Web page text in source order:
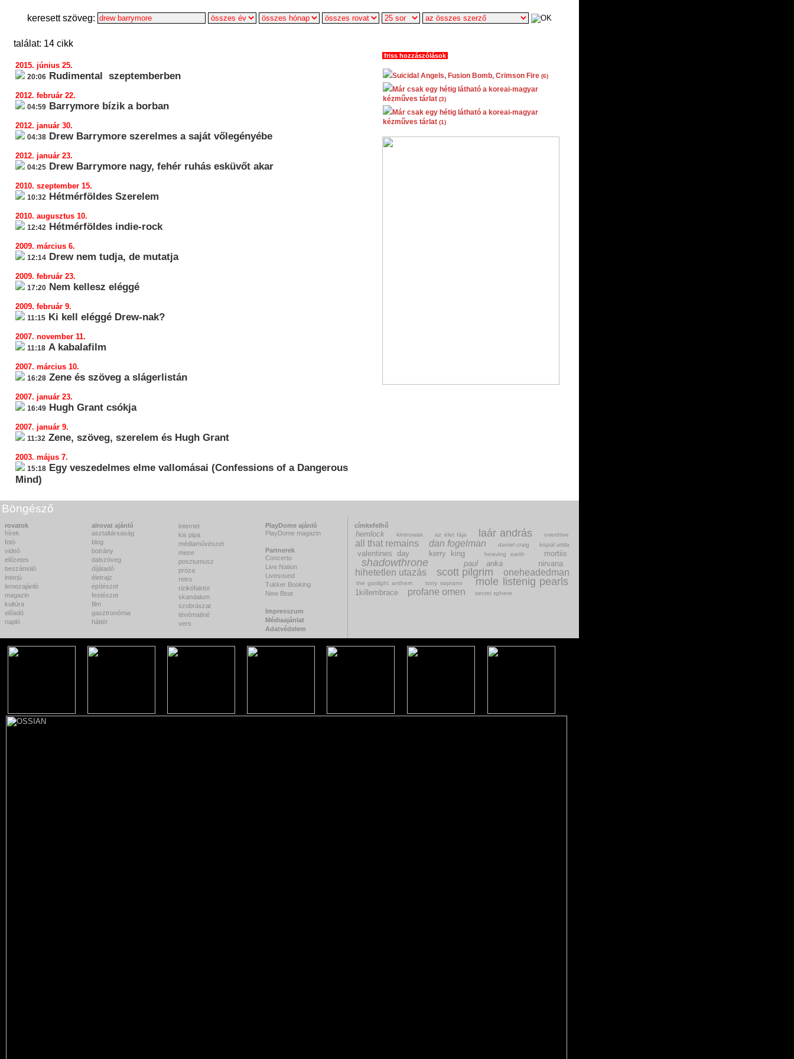
keresett szöveg:
találat: 14 cikk
2015. június 25.
20:06 Rudimental  szeptemberben
2012. február 22.
04:59 Barrymore bízik a borban
2012. január 30.
04:38 Drew Barrymore szerelmes a saját vőlegényébe
2012. január 23.
04:25 Drew Barrymore nagy, fehér ruhás esküvőt akar
2010. szeptember 15.
10:32 Hétmérföldes Szerelem
2010. augusztus 10.
12:42 Hétmérföldes indie-rock
2009. március 6.
12:14 Drew nem tudja, de mutatja
2009. február 23.
17:20 Nem kellesz eléggé
2009. február 9.
11:15 Ki kell eléggé Drew-nak?
2007. november 11.
11:18 A kabalafilm
2007. március 10.
16:28 Zene és szöveg a slágerlistán
2007. január 23.
16:49 Hugh Grant csókja
2007. január 9.
11:32 Zene, szöveg, szerelem és Hugh Grant
2003. május 7.
15:18 Egy veszedelmes elme vallomásai (Confessions of a Dangerous
Mind)
friss hozzászólások
Suicidal Angels, Fusion Bomb, Crimson Fire (6)
Már csak egy hétig látható a koreai-magyar
kézműves tárlat (3)
Már csak egy hétig látható a koreai-magyar
kézműves tárlat (1)
Böngésző
rovatok
hírek
fotó
videó
előzetes
beszámoló
interjú
lemezajánló
magazin
kultúra
előadó
napló
alrovat ajánló
asztaltársaság
blog
botrány
dalszöveg
díjátadó
életrajz
építészet
festészet
film
gasztronómia
háttér
internet
kis pipa
médiaművészet
mese
posztumusz
próza
retro
rizikófaktor
skandalum
szobrászat
tévématiné
vers
PlayDome ajánló
PlayDome magazin
Partnerek
Concerto
Live Nation
Livesound
Tukker Booking
New Beat
Impresszum
Médiaajánlat
Adatvédelem
címkefelhő
hemlock kimnowak az élet fája laár andrás overdrive
all that remains dan fogelman daniel craig kispál attila
valentines day kerry king heaving earth mortiis
shadowthrone paul anka nirvana
hihetetlen utazás scott pilgrim oneheadedman
the gaslight anthem tony soprano mole listenig pearls
1killembrace profane omen secret sphere